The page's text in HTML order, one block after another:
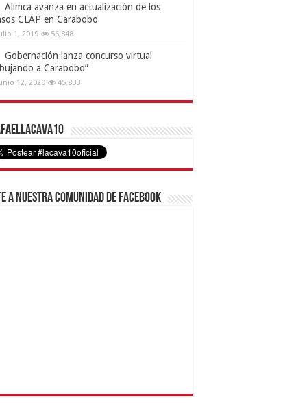
Alimca avanza en actualización de los
CLAP en Carabobo
1, 2019 56,848
Gobernación lanza concurso virtual
a Carabobo”
12, 2020 45,833
a nuestra comunidad de Facebook